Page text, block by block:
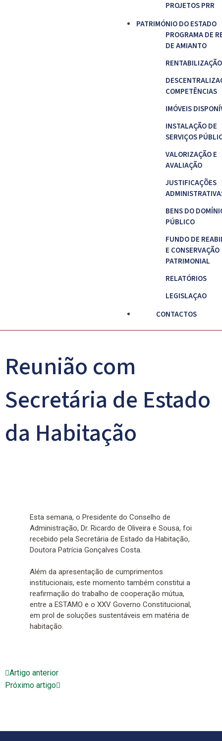
PROJETOS PRR
PATRIMÓNIO DO ESTADO
PROGRAMA DE
DE AMIANTO
RENTABILIZAÇÃO
COMPETÊNCIAS
IMÓVEIS
INSTALAÇÃO DE
SERVIÇOS
VALORIZAÇÃO E
AVALIAÇÃO
JUSTIFICAÇÕES
BENS DO
PÚBLICO
FUNDO DE
E CONSERVAÇÃO
PATRIMONIAL
RELATÓRIOS
LEGISLAÇAO
CONTACTOS
Reunião com
Secretária de Estado
da Habitação
Esta semana, o Presidente do Conselho de
Administração, Dr. Ricardo de Oliveira e Sousa, foi
recebido pela Secretária de Estado da Habitação,
Doutora Patrícia Gonçalves Costa.
Além da apresentação de cumprimentos
institucionais, este momento também constitui a
reafirmação do trabalho de cooperação mútua,
entre a ESTAMO e o XXV Governo Constitucional,
em prol de soluções sustentáveis em matéria de
habitação.
Artigo anterior
Próximo artigo